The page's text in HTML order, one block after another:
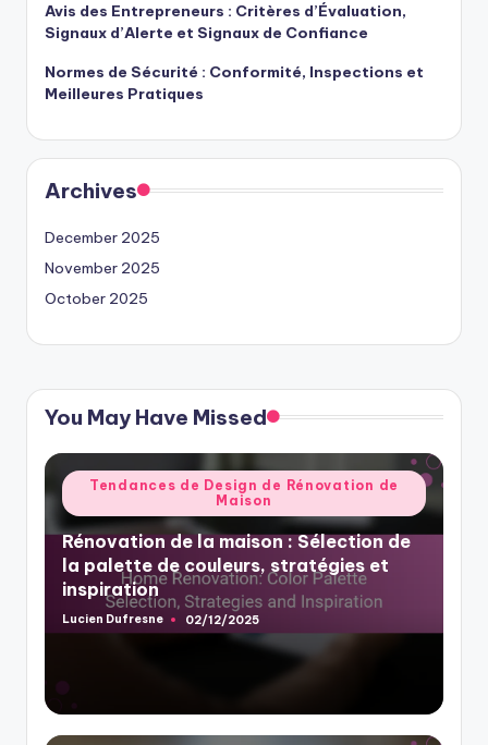
Avis des Entrepreneurs : Critères d’Évaluation,
Signaux d’Alerte et Signaux de Confiance
Normes de Sécurité : Conformité, Inspections et
Meilleures Pratiques
Archives
December 2025
November 2025
October 2025
You May Have Missed
Posted
in
Tendances de Design de Rénovation de
Maison
Rénovation de la maison : Sélection de
la palette de couleurs, stratégies et
inspiration
Posted
Lucien Dufresne 02/12/2025